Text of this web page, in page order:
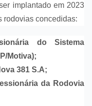
implantado em 2023
rodovias concedidas:
do Sistema
Motiva);
381 S.A;
da Rodovia